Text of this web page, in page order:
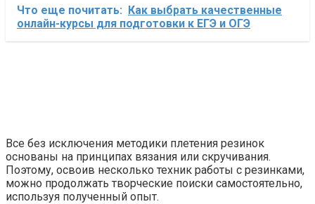
Что еще почитать: Как выбрать качественные
онлайн-курсы для подготовки к ЕГЭ и ОГЭ
Все без исключения методики плетения резинок
основаны на принципах вязания или скручивания.
Поэтому, освоив несколько техник работы с резинками,
можно продолжать творческие поиски самостоятельно,
используя полученный опыт.